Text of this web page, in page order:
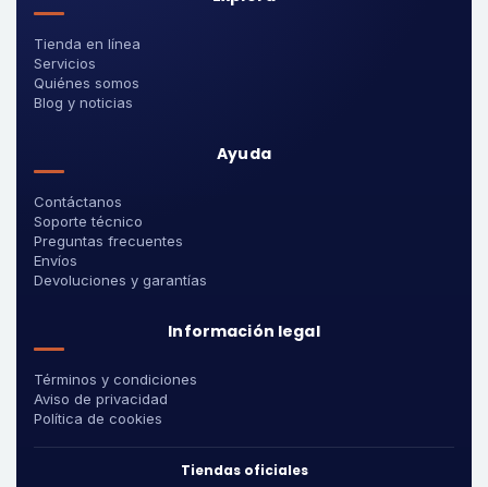
Tienda en línea
Servicios
Quiénes somos
Blog y noticias
Ayuda
Contáctanos
Soporte técnico
Preguntas frecuentes
Envíos
Devoluciones y garantías
Información legal
Términos y condiciones
Aviso de privacidad
Política de cookies
Tiendas oficiales